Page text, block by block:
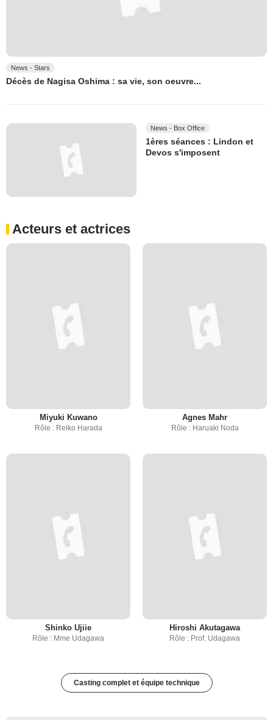
News - Stars
Décès de Nagisa Oshima : sa vie, son oeuvre...
News - Box Office
1ères séances : Lindon et
Devos s'imposent
Acteurs et actrices
Miyuki Kuwano
Rôle : Reiko Harada
Agnes Mahr
Rôle : Haruaki Noda
Shinko Ujiie
Rôle : Mme Udagawa
Hiroshi Akutagawa
Rôle : Prof. Udagawa
Casting complet et équipe technique